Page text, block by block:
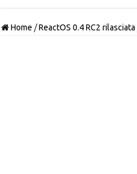
Home /ReactOS 0.4 RC2 rilasciata